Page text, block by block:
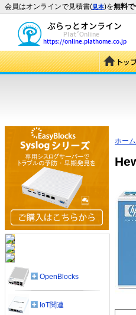
会員はオンラインで見積書(見本)を無料
ホーム
OpenBlocks
IoT関連